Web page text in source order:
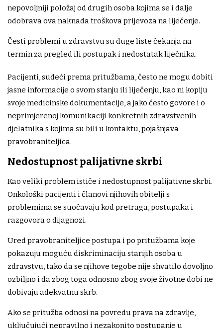
nepovoljniji položaj od drugih osoba kojima se i dalje
odobrava ova naknada troškova prijevoza na liječenje.
Česti problemi u zdravstvu su duge liste čekanja na
termin za pregled ili postupak i nedostatak liječnika.
Pacijenti, sudeći prema pritužbama, često ne mogu dobiti
jasne informacije o svom stanju ili liječenju, kao ni kopiju
svoje medicinske dokumentacije, a jako često govore i o
neprimjerenoj komunikaciji konkretnih zdravstvenih
djelatnika s kojima su bili u kontaktu, pojašnjava
pravobraniteljica.
Nedostupnost palijativne skrbi
Kao veliki problem ističe i nedostupnost palijativne skrbi.
Onkološki pacijenti i članovi njihovih obitelji s
problemima se suočavaju kod pretraga, postupaka i
razgovora o dijagnozi.
Ured pravobraniteljice postupa i po pritužbama koje
pokazuju moguću diskriminaciju starijih osoba u
zdravstvu, tako da se njihove tegobe nije shvatilo dovoljno
ozbiljno i da zbog toga odnosno zbog svoje životne dobi ne
dobivaju adekvatnu skrb.
Ako se pritužba odnosi na povredu prava na zdravlje,
uključujući nepravilno i nezakonito postupanje u